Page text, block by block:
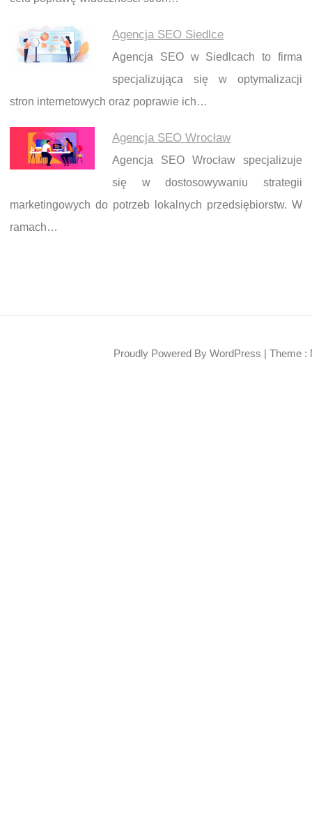
Agencja SEO Siedlce
Agencja SEO w Siedlcach to firma
specjalizująca się w optymalizacji
stron internetowych oraz poprawie ich…
Agencja SEO Wrocław
Agencja SEO Wrocław specjalizuje
się w dostosowywaniu strategii
marketingowych do potrzeb lokalnych przedsiębiorstw. W
ramach…
Proudly Powered By WordPress | Theme :